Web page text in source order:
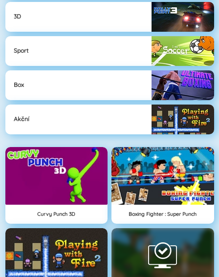
3D
Sport
Box
Akční
Curvy Punch 3D Boxing Fighter : Super Punch